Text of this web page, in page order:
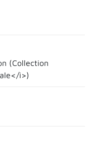
(Collection
i>)